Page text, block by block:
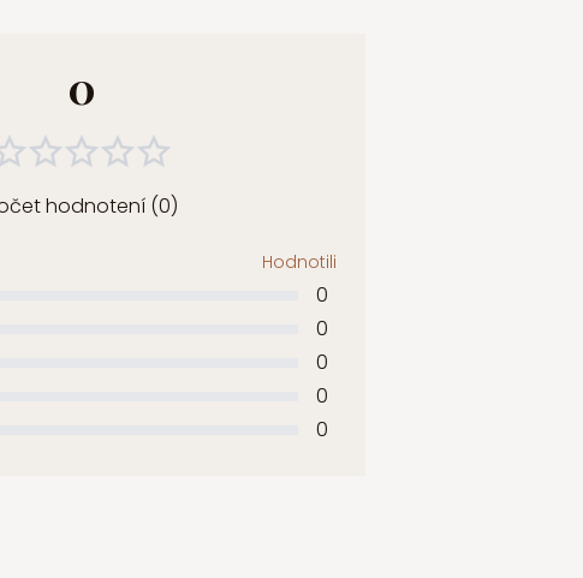
0
hodnotení (0)
Hodnotili
0
0
0
0
0